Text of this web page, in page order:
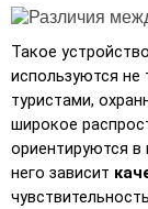
Такое
используются
туристами,
широкое
ориентируются в
него зависит